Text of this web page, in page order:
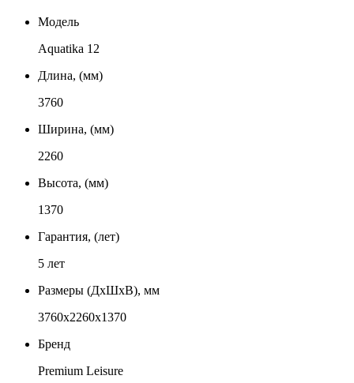
Модель
Aquatika 12
Длина, (мм)
3760
Ширина, (мм)
2260
Высота, (мм)
1370
Гарантия, (лет)
5 лет
Размеры (ДxШxВ), мм
3760x2260x1370
Бренд
Premium Leisure